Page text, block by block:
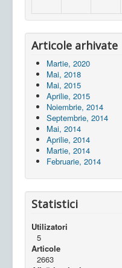
Articole arhivate
Martie, 2020
Mai, 2018
Mai, 2015
Aprilie, 2015
Noiembrie, 2014
Septembrie, 2014
Mai, 2014
Aprilie, 2014
Martie, 2014
Februarie, 2014
Statistici
Utilizatori
5
Articole
2663